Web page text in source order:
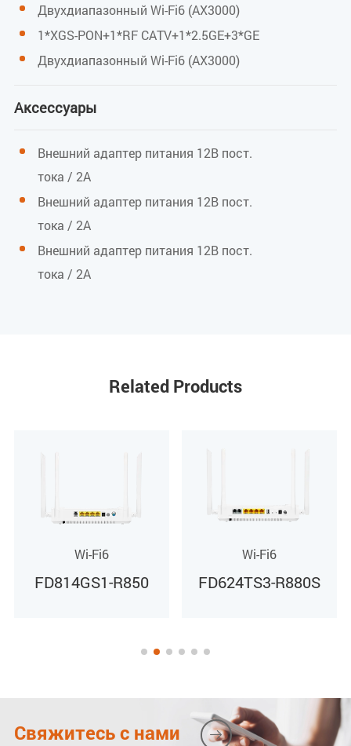
ГГц)
2,4 ГГц: полоса 40 МГц, максимальная скорость 574
5 ГГц: полоса 160 МГц, максимальная скорость 2402
Общая беспроводная скорость 3000 Мбит/с
ЭИИМ 2,4 ГГц: 22 дБм / ЭИИМ 5 ГГц: 21 дБм
Окружающая среда
Рабочая влажность
Двухдиапазонный Wi-Fi6 (AX3000)
1*XGS-PON+1*RF CATV+1*2.5GE+3*GE
Двухдиапазонный Wi-Fi6 (AX3000)
Аксессуары
Внешний адаптер питания 12В пост.
тока / 2А
Внешний адаптер питания 12В пост.
тока / 2А
Внешний адаптер питания 12В пост.
тока / 2А
Related Products
Wi-Fi6
FD624TS3-R880S
Wi-Fi6
FD714GS3-R850
Свяжитесь с нами 